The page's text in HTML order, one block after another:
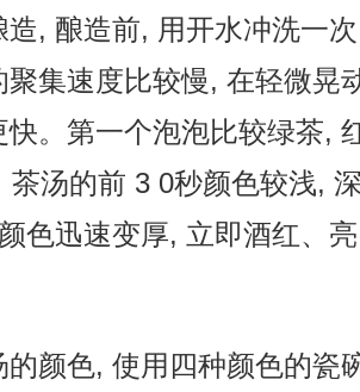
造, 酿造前, 用开水冲洗一
聚集速度比较慢, 在轻微晃
快。第一个泡泡比较绿茶,
茶汤的前 3 0秒颜色较浅,
色迅速变厚, 立即酒红、
的颜色, 使用四种颜色的瓷